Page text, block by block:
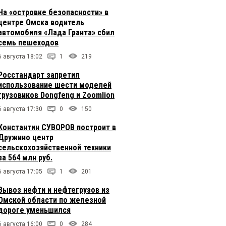
«островке безопасности» в
Омска водитель
«Лада Гранта» сбил
пешеходов
августа 18:02 1 219
запретил
шести моделей
Dongfeng и Zoomlion
августа 17:30 0 150
СУВОРОВ построит в
центр
техники
564 млн руб.
августа 17:05 1 201
нефти и нефтегрузов из
области по железной
уменьшился
августа 16:00 0 284